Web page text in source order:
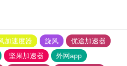
加速度器 旋风
优途加速器
坚果加速器
外网app